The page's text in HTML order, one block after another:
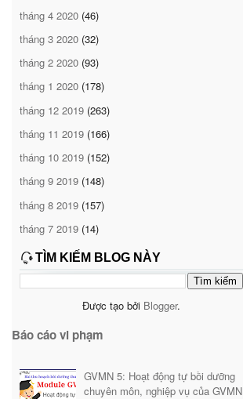
tháng 4 2020 (46)
tháng 3 2020 (32)
tháng 2 2020 (93)
tháng 1 2020 (178)
tháng 12 2019 (263)
tháng 11 2019 (166)
tháng 10 2019 (152)
tháng 9 2019 (148)
tháng 8 2019 (157)
tháng 7 2019 (14)
TÌM KIẾM BLOG NÀY
Được tạo bởi Blogger.
Báo cáo vi phạm
GVMN 5: Hoạt động tự bồi dưỡng
chuyên môn, nghiệp vụ của GVMN